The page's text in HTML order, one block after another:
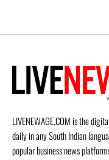
LIVENEWAGE.COM is the
daily in any South Indian
popular business news